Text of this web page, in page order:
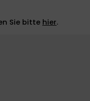
Sie bitte hier.